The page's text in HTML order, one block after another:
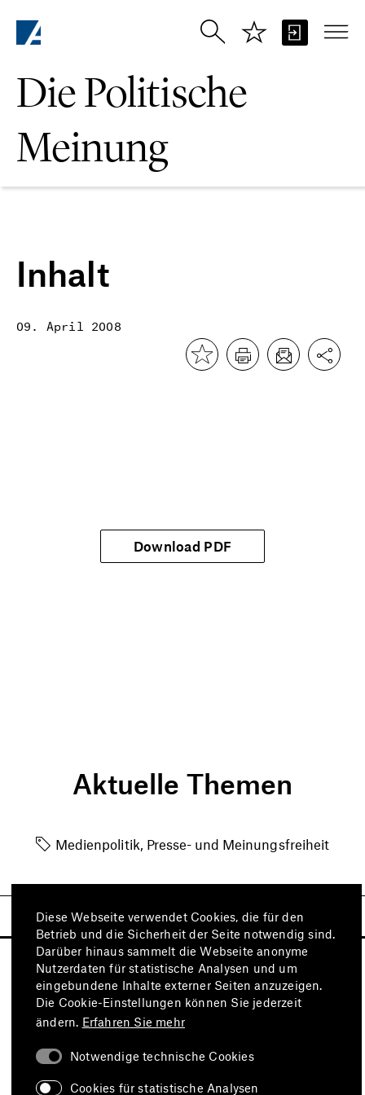
Die Politische
Meinung
Inhalt
09. April 2008
Download PDF
Aktuelle Themen
Medienpolitik, Presse- und Meinungsfreiheit
Besuchen Sie auch
Diese Webseite verwendet Cookies, die für den
Betrieb und die Sicherheit der Seite notwendig sind.
Darüber hinaus sammelt die Webseite anonyme
Nutzerdaten für statistische Analysen und um
eingebundene Inhalte externer Seiten anzuzeigen.
Die Cookie-Einstellungen können Sie jederzeit
ändern. Erfahren Sie mehr
Notwendige technische Cookies
Cookies für statistische Analysen